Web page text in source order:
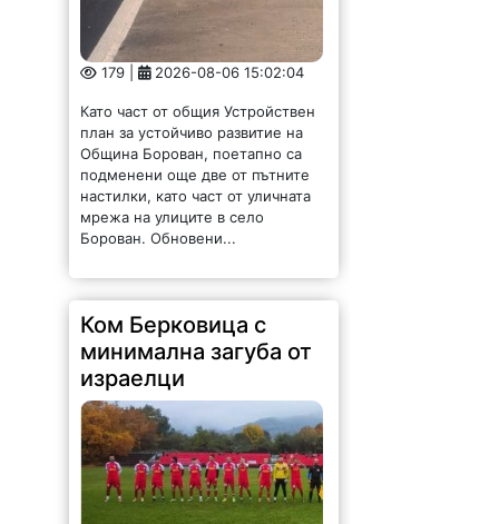
179 | 2026-08-06 15:02:04
план за устойчиво развитие на
Община Борован, поетапно са
подменени още две от пътните
настилки, като част от уличната
мрежа на улиците в село
Борован. Обновени...
Ком Берковица с
минимална загуба от
израелци